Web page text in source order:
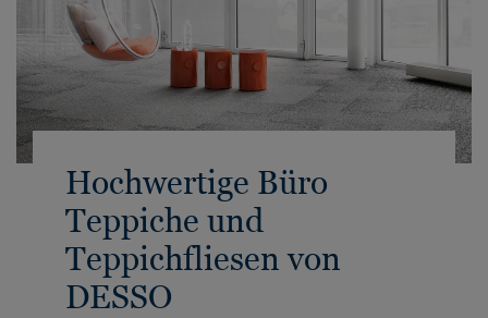
Hochwertige Büro
Teppiche und
Teppichfliesen von
DESSO